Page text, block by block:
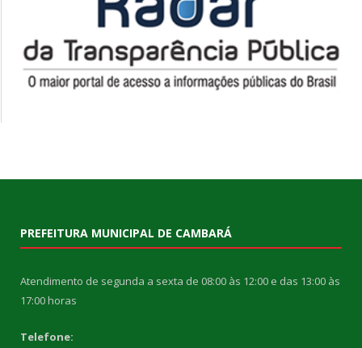
PREFEITURA MUNICIPAL DE CAMBARÁ
Atendimento de segunda a sexta de 08:00 às 12:00 e das 13:00 às
17:00 horas
Telefone: